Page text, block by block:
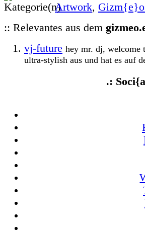
Artwork,
:: Relevantes aus dem
vj-future hey mr. dj, welcome
ultra-stylish aus und hat es auf
.: